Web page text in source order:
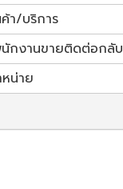
า/บริการ
นักงานขายติดต่อกลับ
น่าย